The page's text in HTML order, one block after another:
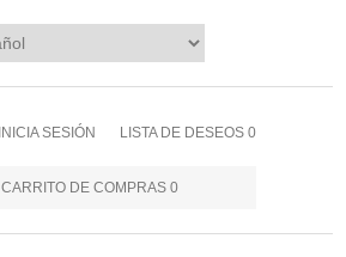
INICIA SESIÓN LISTA DE DESEOS 0
CARRITO DE COMPRAS 0